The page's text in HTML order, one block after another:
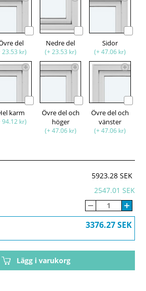
del
23.53 kr)
Nedre del
(+ 23.53 kr)
Sidor
(+ 47.06 kr)
karm
94.12 kr)
Övre del och
höger
(+ 47.06 kr)
Övre del och
vänster
(+ 47.06 kr)
5923.28 SEK
2547.01 SEK
3376.27 SEK
Lägg i varukorg